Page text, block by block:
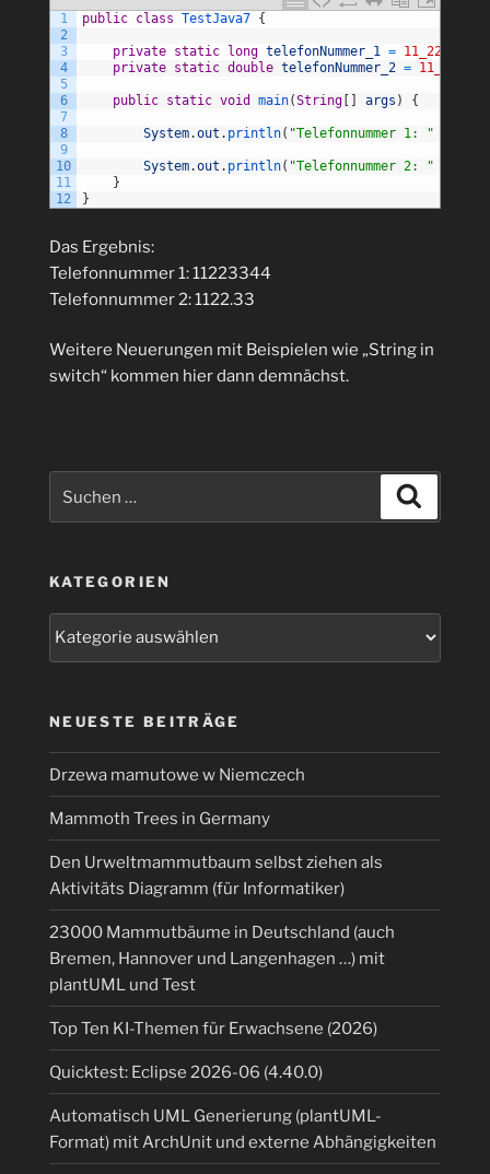
1
2
3
4
5
6
7
8
9
10
11
12
public class TestJava7 {
private static long telefonNummer_1 =
private static double telefonNummer_2 =
public static void main(String args ) {
System.out . println( "Telefonnummer 1: "
System.out . println( "Telefonnummer 2: "
}
}
Das Ergebnis:
Telefonnummer 1: 11223344
Telefonnummer 2: 1122.33
Weitere Neuerungen mit Beispielen wie „String in
switch“ kommen hier dann demnächst.
nach:
KATEGORIEN
NEUESTE BEITRÄGE
Drzewa mamutowe w Niemczech
Mammoth Trees in Germany
Den Urweltmammutbaum selbst ziehen als
Aktivitäts Diagramm (für Informatiker)
23000 Mammutbäume in Deutschland (auch
Bremen, Hannover und Langenhagen …) mit
plantUML und Test
Top Ten KI-Themen für Erwachsene (2026)
Quicktest: Eclipse 2026-06 (4.40.0)
Automatisch UML Generierung (plantUML-
Format) mit ArchUnit und externe Abhängigkeiten